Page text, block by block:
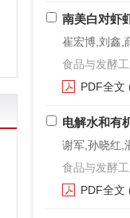
南美白对虾
崔宏博,刘鑫,
食品与发酵
PDF全文
电解水和有
谢军,孙晓红,
食品与发酵
PDF全文